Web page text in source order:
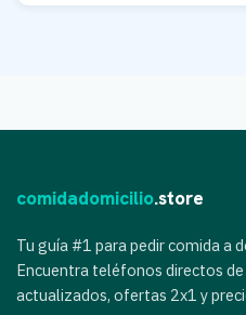
comidadomicilio.store
Tu guía #1 para pedir comida a
Encuentra teléfonos directos
actualizados, ofertas 2x1 y